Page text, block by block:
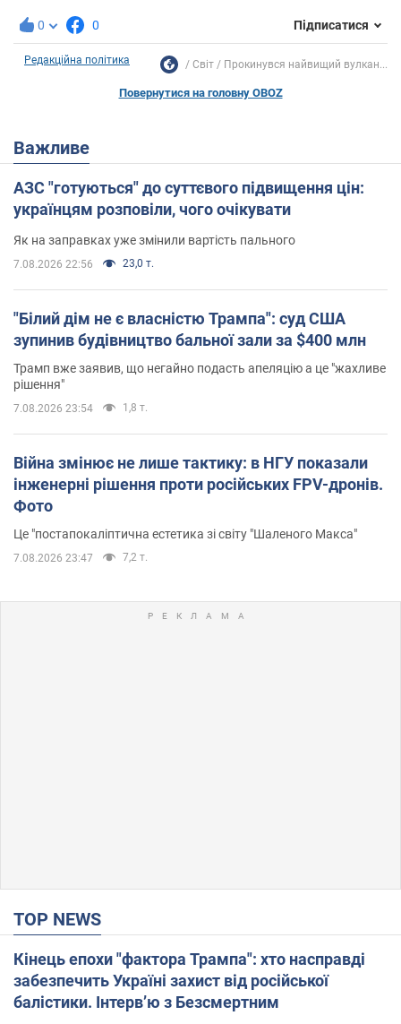
0 0 Підписатися
Редакційна політика Світ Прокинувся найвищий вулкан...
Повернутися на головну OBOZ
Важливе
АЗС "готуються" до суттєвого підвищення цін:
українцям розповіли, чого очікувати
Як на заправках уже змінили вартість пального
7.08.2026 22:56 23,0 т.
"Білий дім не є власністю Трампа": суд США
зупинив будівництво бальної зали за $400 млн
Трамп вже заявив, що негайно подасть апеляцію а це "жахливе
рішення"
7.08.2026 23:54 1,8 т.
Війна змінює не лише тактику: в НГУ показали
інженерні рішення проти російських FPV-дронів.
Фото
Це "постапокаліптична естетика зі світу "Шаленого Макса"
7.08.2026 23:47 7,2 т.
TOP NEWS
Кінець епохи "фактора Трампа": хто насправді
забезпечить Україні захист від російської
балістики. Інтерв’ю з Безсмертним